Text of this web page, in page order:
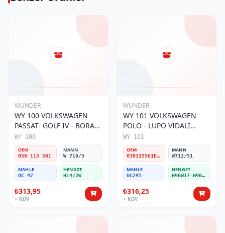
WUNDER
WY 100 VOLKSWAGEN
PASSAT- GOLF IV - BORA
056 115 561 Yağ Filtresi
WY 100
OEM
056 115 561
MANN
W 719/5
MAHLE
OC 47
HENGST
H14/2W
₺313,95
+ KDV
WUNDER
WY 101 VOLKSWAGEN
POLO - LUPO VIDALI
030115561E Yağ Filtresi
WY 101
OEM
030115561E / 030115561AA / 030115561AB / 030115561AD
MANN
W712/51
MAHLE
OC295
HENGST
H90W17-H90W11
₺316,25
+ KDV